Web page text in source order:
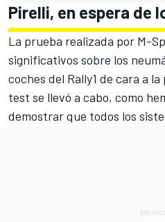
Pirelli, en espera de
La prueba realizada por M-
significativos sobre los
coches del Rally1 de cara a
test se llevó a cabo, como
demostrar que todos los